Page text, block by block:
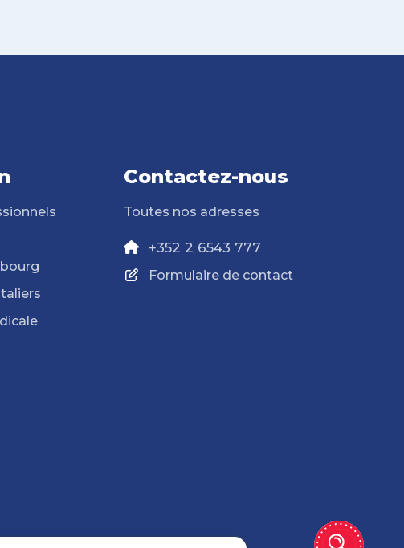
Contactez-nous
Toutes nos adresses
+352 2 6543 777
Formulaire de contact